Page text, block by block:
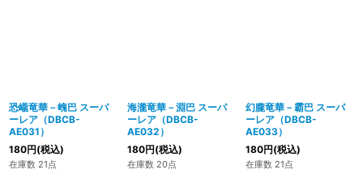
恐巄竜華－㟴巴 スーパ
ーレア（DBCB-
AE031）
180円(税込)
在庫数 21点
海瀧竜華－淵巴 スーパ
ーレア（DBCB-
AE032）
180円(税込)
在庫数 20点
幻朧竜華－霸巴 スーパ
ーレア（DBCB-
AE033）
180円(税込)
在庫数 21点